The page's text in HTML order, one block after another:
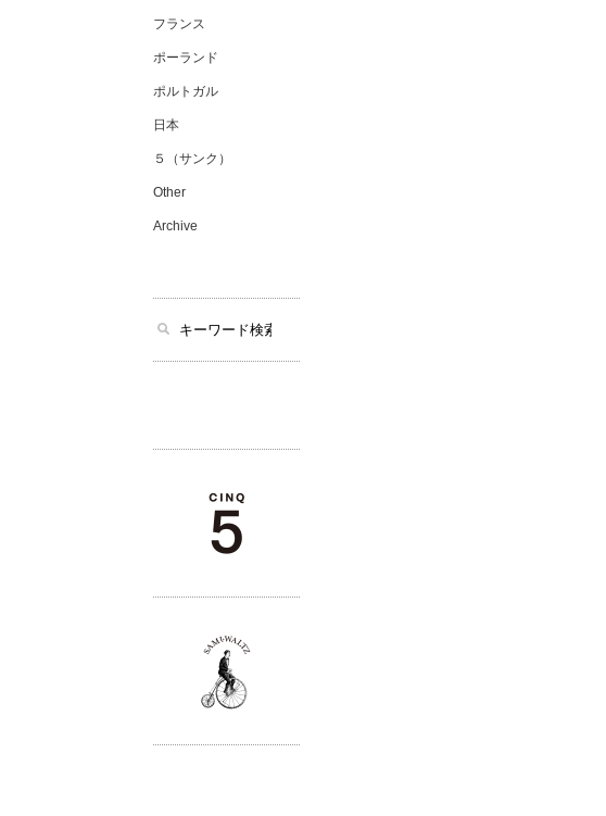
フランス
ポーランド
ポルトガル
日本
５（サンク）
Other
Archive